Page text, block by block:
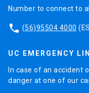
Number to connect to
phone (56)95504 4000
UC EMERGENCY
In case of an accident
danger at one of our